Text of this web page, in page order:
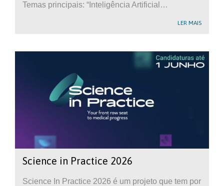
Temas principais: “Inteligência Artificial…
LER MAIS
Science in Practice 2026
Science In Practice 2026 é um projeto que tem por